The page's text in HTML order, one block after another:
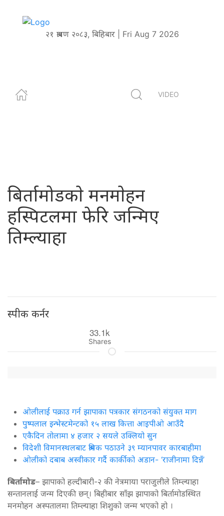
२१ श्रावण २०८३, बिहिबार | Fri Aug 7 2026
VIDEO
बिर्तामोडकाे मनमाेहन
हस्पिटलमा फेरि जन्मिए
तिम्ल्याहा
स्पीक कर्नर
33.1k
Shares
ओलीलाई पक्राउ गर्न झापाका पत्रकार संगठनको संयुक्त माग
पुष्पलाल इन्भेस्टमेन्टको १५ लाख कित्ता आइपीओ आउँदै
एकैदिन तोलामा ४ हजार २ सयले उक्लियो सुन
विदेशी विमानस्थलबाट श्रमिक पठाउने ३९ म्यानपावर कारबाहीमा
ओलीको दबाब अस्वीकार गर्दै कार्कीको अडान- ‘राजीनामा दिन्नँ’
बिर्तामोड– झापाको हल्दीबारी-२ की नेत्रमाया पराजुलीले तिम्ल्याहा
सन्तानलाई जन्म दिएकी छन्। बिहीबार साँझ झापाको बिर्तामोडस्थित
मनमाेहन अस्पतालमा तिम्ल्याहा शिशुको जन्म भएको हो ।